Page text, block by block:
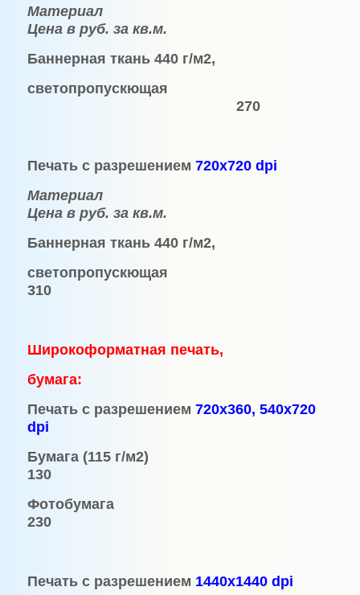
Материал
Цена в руб. за кв.м.
Баннерная ткань 440 г/м2,
светопропускющая
270
Печать с разрешением 720х720dpi
Материал
Цена в руб. за кв.м.
Баннерная ткань 440 г/м2,
светопропускющая
310
Широкоформатная печать,
бумага:
Печать с разрешением 720х360, 540х720
dpi
Бумага (115 г/м2)
130
Фотобумага
230
Печать с разрешением 1440х1440dpi